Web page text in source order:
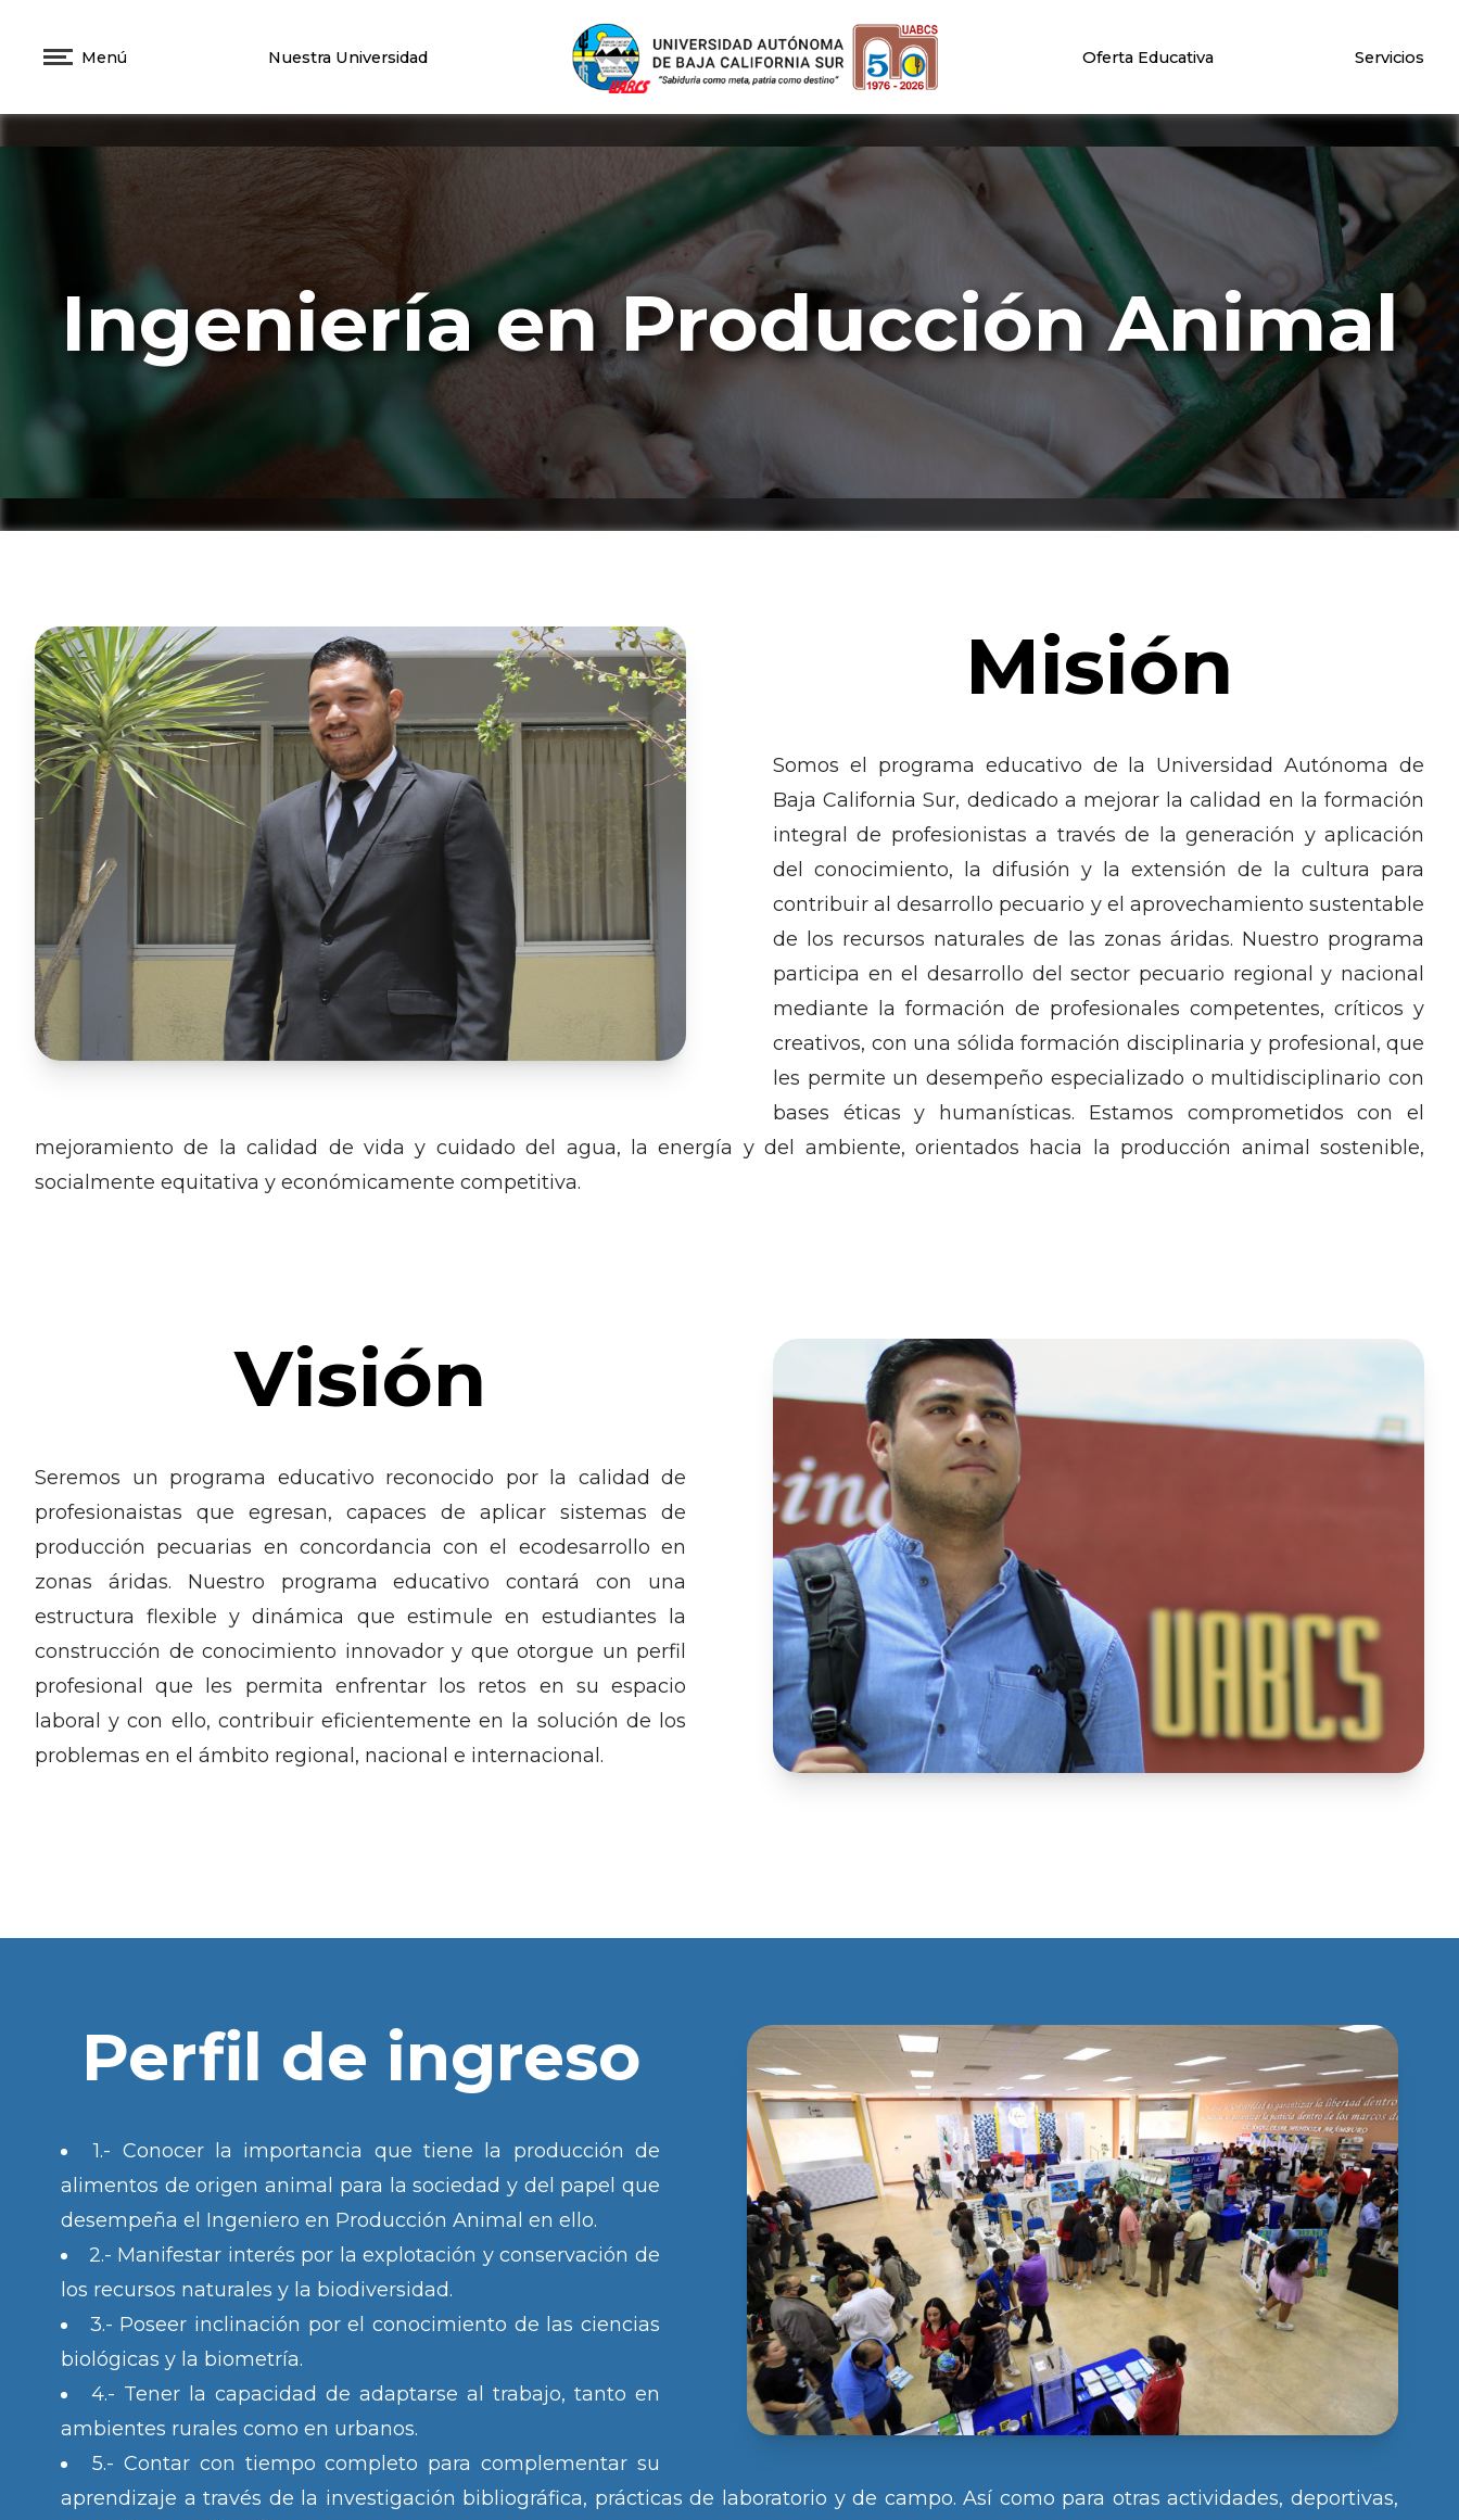
Menú Nuestra Universidad Oferta Educativa Servicios
Ingeniería en Producción Animal
Misión
Somos el programa educativo de la Universidad Autónoma de
Baja California Sur, dedicado a mejorar la calidad en la formación
integral de profesionistas a través de la generación y aplicación
del conocimiento, la difusión y la extensión de la cultura para
contribuir al desarrollo pecuario y el aprovechamiento sustentable
de los recursos naturales de las zonas áridas. Nuestro programa
participa en el desarrollo del sector pecuario regional y nacional
mediante la formación de profesionales competentes, críticos y
creativos, con una sólida formación disciplinaria y profesional, que
les permite un desempeño especializado o multidisciplinario con
bases éticas y humanísticas. Estamos comprometidos con el
mejoramiento de la calidad de vida y cuidado del agua, la energía y del ambiente, orientados hacia la producción animal sostenible,
socialmente equitativa y económicamente competitiva.
Visión
Seremos un programa educativo reconocido por la calidad de
profesionaistas que egresan, capaces de aplicar sistemas de
producción pecuarias en concordancia con el ecodesarrollo en
zonas áridas. Nuestro programa educativo contará con una
estructura flexible y dinámica que estimule en estudiantes la
construcción de conocimiento innovador y que otorgue un perfil
profesional que les permita enfrentar los retos en su espacio
laboral y con ello, contribuir eficientemente en la solución de los
problemas en el ámbito regional, nacional e internacional.
Perfil de ingreso
1.- Conocer la importancia que tiene la producción de
alimentos de origen animal para la sociedad y del papel que
desempeña el Ingeniero en Producción Animal en ello.
2.- Manifestar interés por la explotación y conservación de
los recursos naturales y la biodiversidad.
3.- Poseer inclinación por el conocimiento de las ciencias
biológicas y la biometría.
4.- Tener la capacidad de adaptarse al trabajo, tanto en
ambientes rurales como en urbanos.
5.- Contar con tiempo completo para complementar su
aprendizaje a través de la investigación bibliográfica, prácticas de laboratorio y de campo. Así como para otras actividades, deportivas,